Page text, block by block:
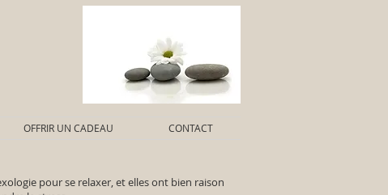
OFFRIR UN CADEAU CONTACT
pour se relaxer, et elles ont bien raison